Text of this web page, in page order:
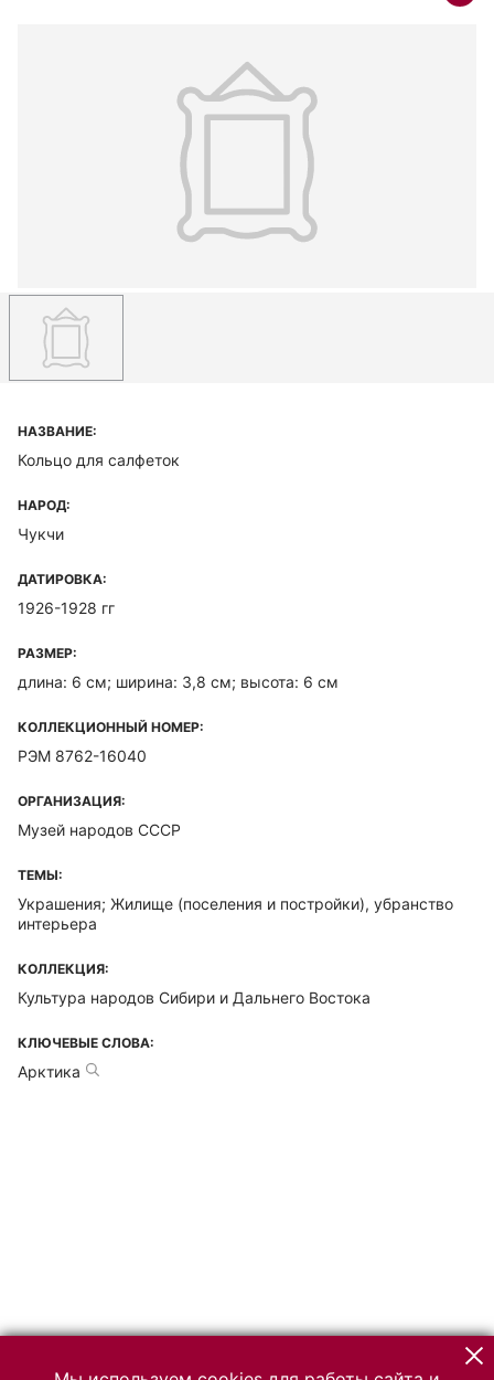
НАЗВАНИЕ:
Кольцо для салфеток
НАРОД:
Чукчи
ДАТИРОВКА:
1926-1928 гг
РАЗМЕР:
длина: 6 см; ширина: 3,8 см; высота: 6 см
КОЛЛЕКЦИОННЫЙ НОМЕР:
РЭМ 8762-16040
ОРГАНИЗАЦИЯ:
Музей народов СССР
ТЕМЫ:
Украшения; Жилище (поселения и постройки), убранство
интерьера
КОЛЛЕКЦИЯ:
Культура народов Сибири и Дальнего Востока
КЛЮЧЕВЫЕ СЛОВА:
Арктика